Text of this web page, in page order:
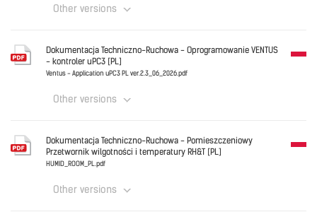
Other versions
Hygienic certificate_VENTUS Compact VVS005s-VVS030s
Download
Dokumentacja Techniczno-Ruchowa - Oprogramowanie VENTUS
- kontroler uPC3 [PL]
Ventus - Application uPC3 PL ver.2.3_06_2026.pdf
Other versions
Ventus - Application uPC3 PL ver.2.3_06_2026.pdf
Download
Dokumentacja Techniczno-Ruchowa - Pomieszczeniowy
Przetwornik wilgotności i temperatury RH&T [PL]
HUMID_ROOM_PL.pdf
Other versions